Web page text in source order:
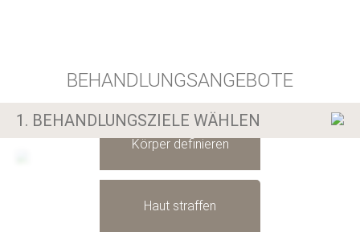
BEHANDLUNGSANGEBOTE
1. BEHANDLUNGSZIELE WÄHLEN
Silhouette formen
Körper definieren
Haut straffen